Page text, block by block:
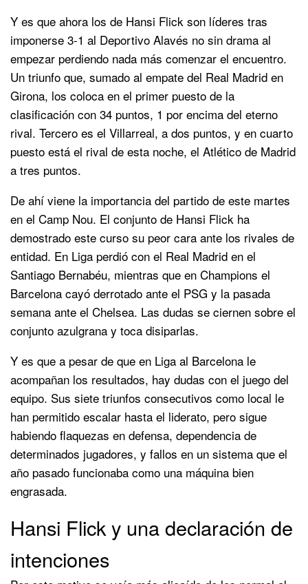
Y es que ahora los de Hansi Flick son líderes tras
imponerse 3-1 al Deportivo Alavés no sin drama al
empezar perdiendo nada más comenzar el encuentro.
Un triunfo que, sumado al empate del Real Madrid en
Girona, los coloca en el primer puesto de la
clasificación con 34 puntos, 1 por encima del eterno
rival. Tercero es el Villarreal, a dos puntos, y en cuarto
puesto está el rival de esta noche, el Atlético de Madrid
a tres puntos.
De ahí viene la importancia del partido de este martes
en el Camp Nou. El conjunto de Hansi Flick ha
demostrado este curso su peor cara ante los rivales de
entidad. En Liga perdió con el Real Madrid en el
Santiago Bernabéu, mientras que en Champions el
Barcelona cayó derrotado ante el PSG y la pasada
semana ante el Chelsea. Las dudas se ciernen sobre el
conjunto azulgrana y toca disiparlas.
Y es que a pesar de que en Liga al Barcelona le
acompañan los resultados, hay dudas con el juego del
equipo. Sus siete triunfos consecutivos como local le
han permitido escalar hasta el liderato, pero sigue
habiendo flaquezas en defensa, dependencia de
determinados jugadores, y fallos en un sistema que el
año pasado funcionaba como una máquina bien
engrasada.
Hansi Flick y una declaración de
intenciones